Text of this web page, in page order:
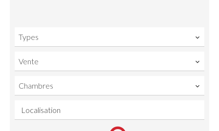
Types
Vente
Chambres
Localisation